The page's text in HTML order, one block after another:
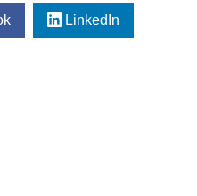
LinkedIn